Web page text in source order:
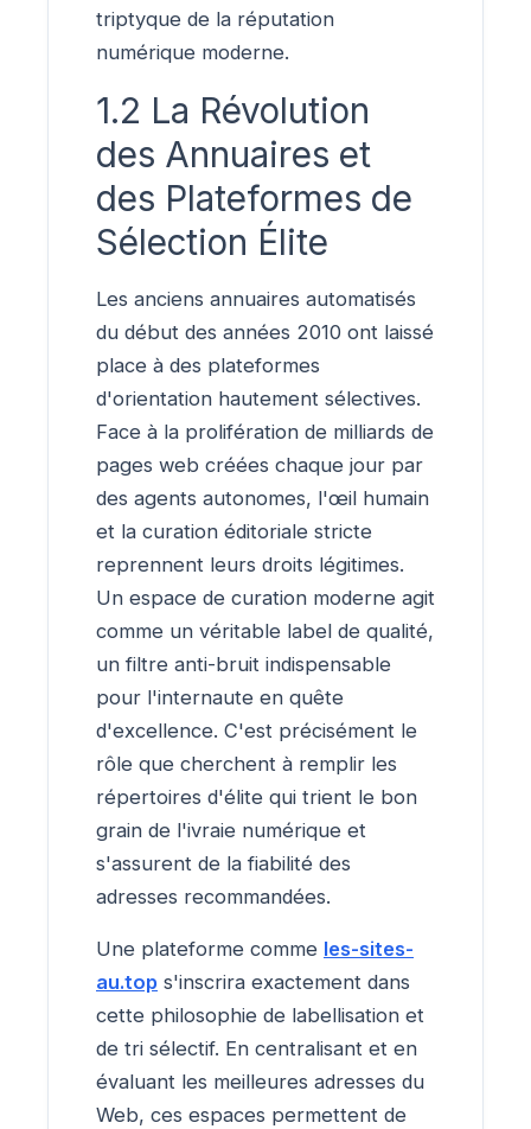
triptyque de la réputation
numérique moderne.
1.2 La Révolution
des Annuaires et
des Plateformes de
Sélection Élite
Les anciens annuaires automatisés
du début des années 2010 ont laissé
place à des plateformes
d'orientation hautement sélectives.
Face à la prolifération de milliards de
pages web créées chaque jour par
des agents autonomes, l'œil humain
et la curation éditoriale stricte
reprennent leurs droits légitimes.
Un espace de curation moderne agit
comme un véritable label de qualité,
un filtre anti-bruit indispensable
pour l'internaute en quête
d'excellence. C'est précisément le
rôle que cherchent à remplir les
répertoires d'élite qui trient le bon
grain de l'ivraie numérique et
s'assurent de la fiabilité des
adresses recommandées.
Une plateforme comme les-sites-
au.top s'inscrira exactement dans
cette philosophie de labellisation et
de tri sélectif. En centralisant et en
évaluant les meilleures adresses du
Web, ces espaces permettent de